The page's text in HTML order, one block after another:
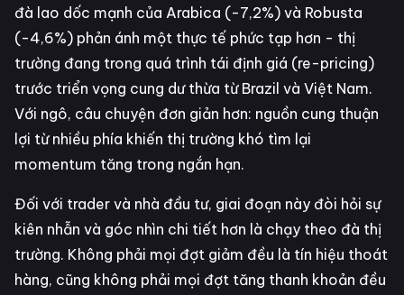
đà lao dốc mạnh của Arabica (-7,2%) và Robusta
(-4,6%) phản ánh một thực tế phức tạp hơn - thị
trường đang trong quá trình tái định giá (re-pricing)
trước triển vọng cung dư thừa từ Brazil và Việt Nam.
Với ngô, câu chuyện đơn giản hơn: nguồn cung thuận
lợi từ nhiều phía khiến thị trường khó tìm lại
momentum tăng trong ngắn hạn.
Đối với trader và nhà đầu tư, giai đoạn này đòi hỏi sự
kiên nhẫn và góc nhìn chi tiết hơn là chạy theo đà thị
trường. Không phải mọi đợt giảm đều là tín hiệu thoát
hàng, cũng không phải mọi đợt tăng thanh khoản đều